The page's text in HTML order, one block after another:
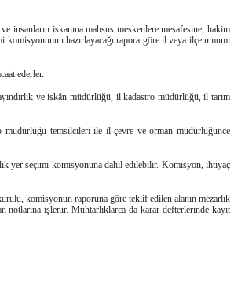
insanların iskanına mahsus meskenlere mesafesine, hakim
komisyonunun hazırlayacağı rapora göre il veya ilçe umumi
ederler.
ve iskân müdürlüğü, il kadastro müdürlüğü, il tarım
müdürlüğü temsilcileri ile il çevre ve orman müdürlüğünce
yer seçimi komisyonuna dahil edilebilir. Komisyon, ihtiyaç
komisyonun raporuna göre teklif edilen alanın mezarlık
işlenir. Muhtarlıklarca da karar defterlerinde kayıt